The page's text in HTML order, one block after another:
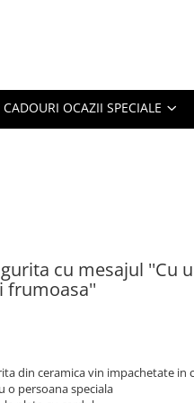
CADOURI OCAZII SPECIALE
cu mesajul ''Cu
frumoasa''
din ceramica vin impachetate
o persoana speciala